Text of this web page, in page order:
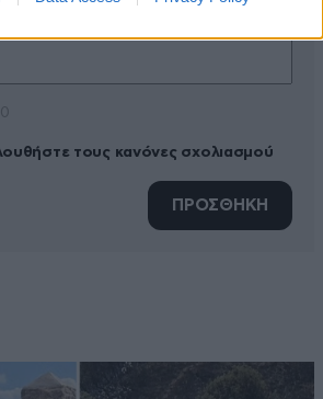
τους κανόνες σχολιασμού
ΠΡΟΣΘΗΚΗ